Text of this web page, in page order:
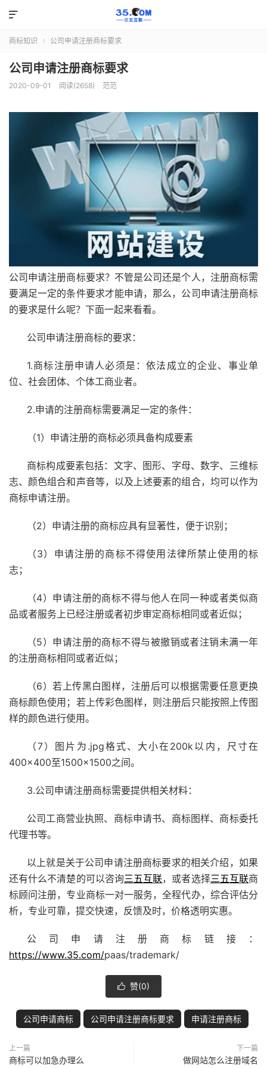

商标知识  公司申请注册商标要求
公司申请注册商标要求
2020-09-01 阅读(2658) 范范
公司申请注册商标要求？不管是公司还是个人，注册商标需
要满足一定的条件要求才能申请，那么，公司申请注册商标
的要求是什么呢？下面一起来看看。
公司申请注册商标的要求：
1.商标注册申请人必须是：依法成立的企业、事业单
位、社会团体、个体工商业者。
2.申请的注册商标需要满足一定的条件：
（1）申请注册的商标必须具备构成要素
商标构成要素包括：文字、图形、字母、数字、三维标
志、颜色组合和声音等，以及上述要素的组合，均可以作为
商标申请注册。
（2）申请注册的商标应具有显著性，便于识别；
（3）申请注册的商标不得使用法律所禁止使用的标
志；
（4）申请注册的商标不得与他人在同一种或者类似商
品或者服务上已经注册或者初步审定商标相同或者近似；
（5）申请注册的商标不得与被撤销或者注销未满一年
的注册商标相同或者近似；
（6）若上传黑白图样，注册后可以根据需要任意更换
商标颜色使用；若上传彩色图样，则注册后只能按照上传图
样的颜色进行使用。
（7）图片为.jpg格式、大小在200k以内，尺寸在
400×400至1500×1500之间。
3.公司申请注册商标需要提供相关材料：
公司工商营业执照、商标申请书、商标图样、商标委托
代理书等。
以上就是关于公司申请注册商标要求的相关介绍，如果
还有什么不清楚的可以咨询三五互联，或者选择三五互联商
标顾问注册，专业商标一对一服务，全程代办，综合评估分
析，专业可靠，提交快速，反馈及时，价格透明实惠。
公司申请注册商标链接：
https://www.35.com/paas/trademark/
 赞(0)
公司申请商标 公司申请注册商标要求 申请注册商标
上一篇
商标可以加急办理么
下一篇
做网站怎么注册域名